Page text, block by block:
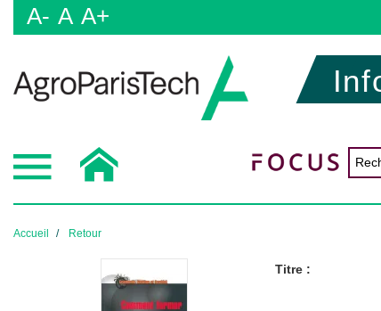
A- A A+
Accueil Retour
Titre :